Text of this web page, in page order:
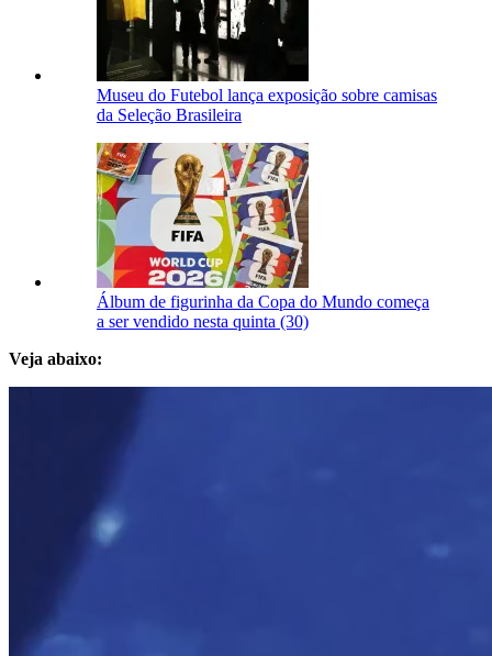
Museu do Futebol lança exposição sobre camisas
da Seleção Brasileira
Álbum de figurinha da Copa do Mundo começa
a ser vendido nesta quinta (30)
Veja abaixo: